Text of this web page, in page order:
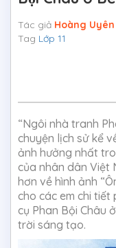
Tác giả Hoàng Uyên
Tag Lớp 11
“Ngôi nhà tranh
chuyện lịch sử kể
ảnh hưởng nhất
của nhân dân Việt
hơn về hình ảnh
cho các em chi
cụ Phan Bội Châu
trời sáng tạo.